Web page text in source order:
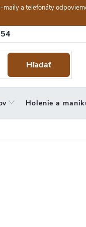
a telefonáty
Hľadať
Holenie a